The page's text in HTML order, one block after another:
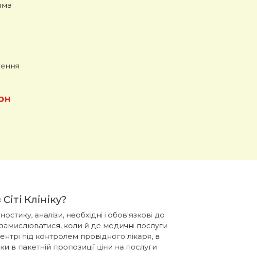
Клініку?
аналізи, необхідні і обов'язкові до
замислюватися, коли й де медичні послуги
під контролем провідного лікаря, в
в пакетній пропозиції ціни на послуги